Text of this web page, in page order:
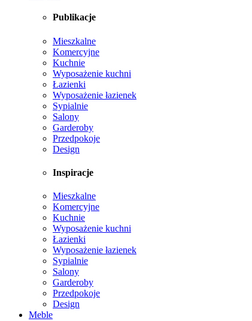
Publikacje
Mieszkalne
Komercyjne
Kuchnie
Wyposażenie kuchni
Łazienki
Wyposażenie łazienek
Sypialnie
Salony
Garderoby
Przedpokoje
Design
Inspiracje
Mieszkalne
Komercyjne
Kuchnie
Wyposażenie kuchni
Łazienki
Wyposażenie łazienek
Sypialnie
Salony
Garderoby
Przedpokoje
Design
Meble